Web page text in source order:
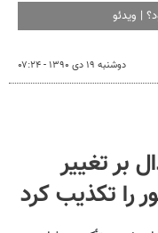
| ویدئو
دوشنبه ۱۹ دی ۱۳۹۰ - ۰۷:۲۴
بر تغییر
را تکذیب کرد